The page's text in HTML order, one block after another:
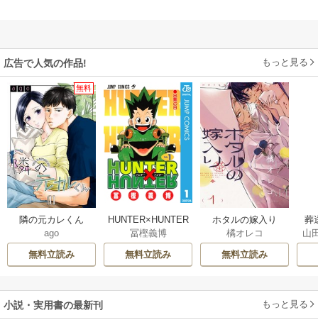
広告で人気の作品! もっと見る
無料
隣の元カレくん
ago
無料立読み
HUNTER×HUNTER
モノクロ版
冨樫義博
無料立読み
ホタルの嫁入り
橘オレコ
無料立読み
葬
山
小説・実用書の最新刊 もっと見る